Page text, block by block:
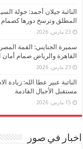
النائبة جيلان أحمد: جولة
المطلق وترسخ دورها كصمام
23 مارس، 2026
سميرة الجنايني: القمة
القاهرة والرياض صمام أمان
23 مارس، 2026
النائبة عبير عطا الله:
مستقبل الأجيال القادمة
15 مارس، 2026
اخبار في صور